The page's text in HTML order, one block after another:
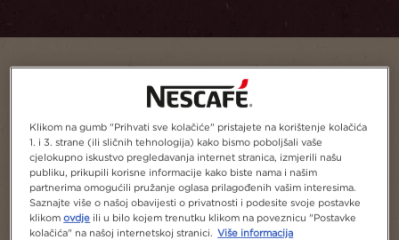
11
Klikom na gumb "Prihvati sve kolačiće" pristajete na korištenje kolačića
1. i 3. strane (ili sličnih tehnologija) kako bismo poboljšali vaše
cjelokupno iskustvo pregledavanja internet stranica, izmjerili našu
publiku, prikupili korisne informacije kako biste nama i našim
partnerima omogućili pružanje oglasa prilagođenih vašim interesima.
Saznajte više o našoj obavijesti o privatnosti i podesite svoje postavke
klikomovdje ili u bilo kojem trenutku klikom na poveznicu "Postavke
kolačića" na našoj internetskoj stranici. Više informacija